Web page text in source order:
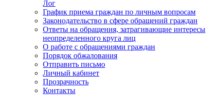
Лог
График приема граждан по личным вопросам
Законодательство в сфере обращений граждан
Ответы на обращения, затрагивающие интересы
неопределенного круга лиц
О работе с обращениями граждан
Порядок обжалования
Отправить письмо
Личный кабинет
Прозрачность
Контакты